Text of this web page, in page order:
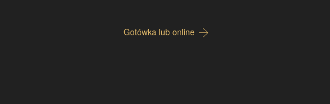
Gotówka lub online